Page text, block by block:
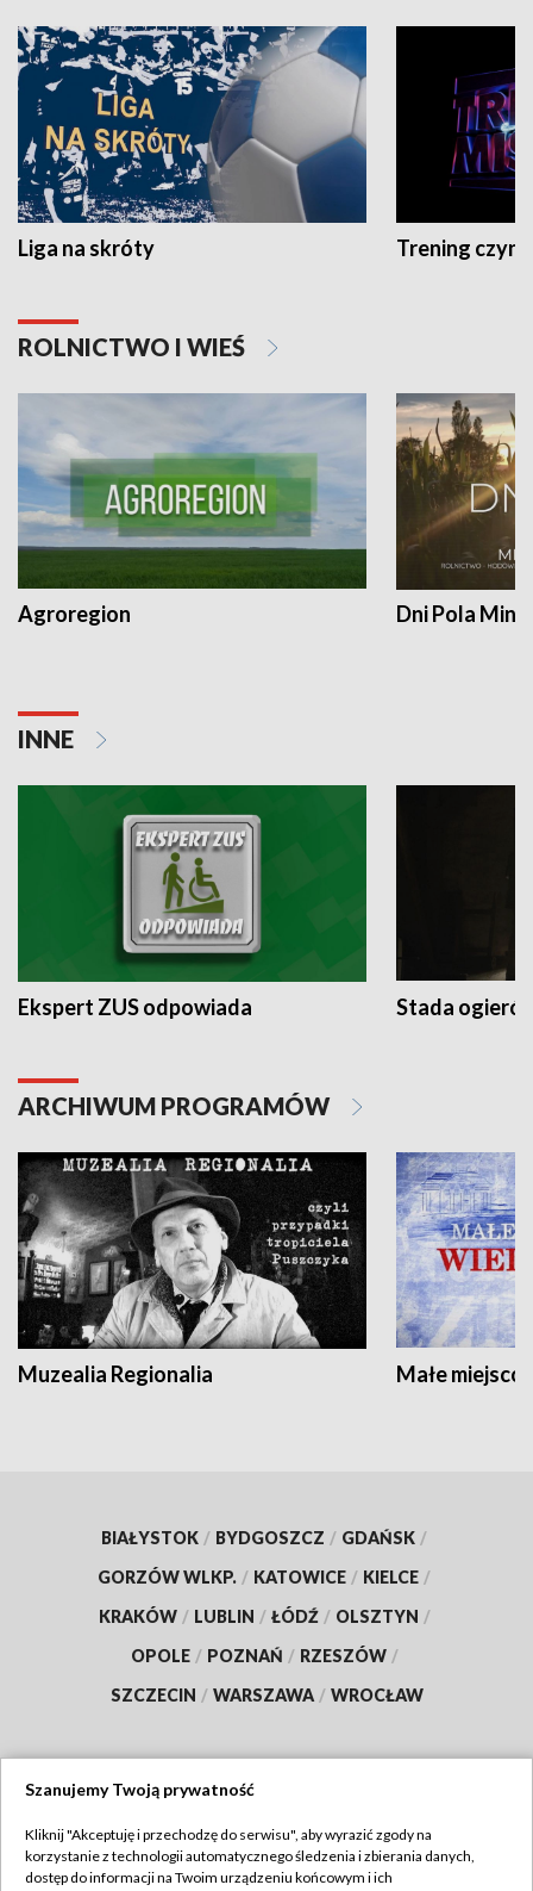
Liga na skróty Trening czyni
ROLNICTWO I WIEŚ
Agroregion Dni Pola
INNE
Ekspert ZUS odpowiada Stada
ARCHIWUM PROGRAMÓW
Muzealia Regionalia Małe
BIAŁYSTOK / BYDGOSZCZ / GDAŃSK /
GORZÓW WLKP. / KATOWICE / KIELCE /
KRAKÓW / LUBLIN / ŁÓDŹ / OLSZTYN /
OPOLE / POZNAŃ / RZESZÓW /
SZCZECIN / WARSZAWA / WROCŁAW
TVP
Szanujemy Twoją prywatność
Kliknij "Akceptuję i przechodzę do serwisu", aby wyrazić zgody na
korzystanie z technologii automatycznego śledzenia i zbierania danych,
dostęp do informacji na Twoim urządzeniu końcowym i ich